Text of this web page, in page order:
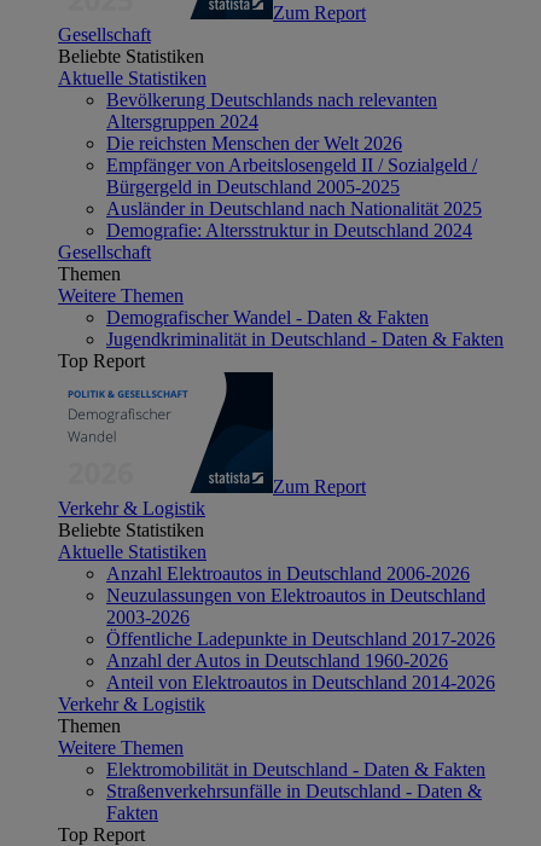
Zum Report
Gesellschaft
Beliebte Statistiken
Aktuelle Statistiken
Bevölkerung Deutschlands nach relevanten
Altersgruppen 2024
Die reichsten Menschen der Welt 2026
Empfänger von Arbeitslosengeld II / Sozialgeld /
Bürgergeld in Deutschland 2005-2025
Ausländer in Deutschland nach Nationalität 2025
Demografie: Altersstruktur in Deutschland 2024
Gesellschaft
Themen
Weitere Themen
Demografischer Wandel - Daten & Fakten
Jugendkriminalität in Deutschland - Daten & Fakten
Top Report
Zum Report
Verkehr & Logistik
Beliebte Statistiken
Aktuelle Statistiken
Anzahl Elektroautos in Deutschland 2006-2026
Neuzulassungen von Elektroautos in Deutschland
2003-2026
Öffentliche Ladepunkte in Deutschland 2017-2026
Anzahl der Autos in Deutschland 1960-2026
Anteil von Elektroautos in Deutschland 2014-2026
Verkehr & Logistik
Themen
Weitere Themen
Elektromobilität in Deutschland - Daten & Fakten
Straßenverkehrsunfälle in Deutschland - Daten &
Fakten
Top Report